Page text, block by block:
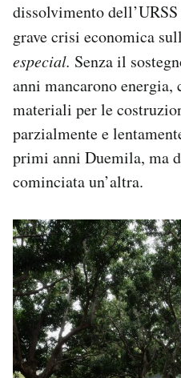
dissolvimento
grave crisi economica
especial. Senza il
anni mancarono
materiali per le
parzialmente e
primi anni Duemila, ma
cominciata un’altra.